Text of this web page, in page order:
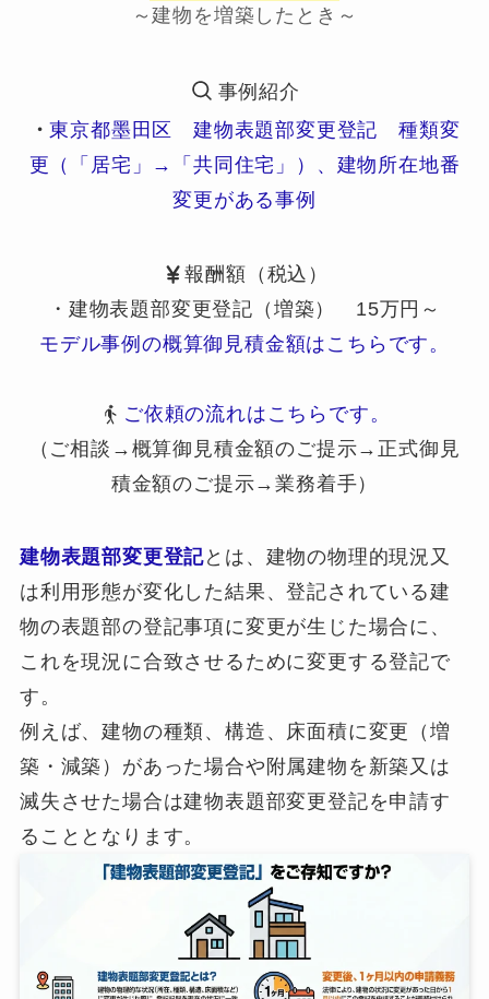
～建物を増築したとき～
事例紹介
・東京都墨田区 建物表題部変更登記 種類変
更（「居宅」→「共同住宅」）、建物所在地番
変更がある事例
報酬額（税込）
・建物表題部変更登記（増築） 15万円～
モデル事例の概算御見積金額はこちらです。
ご依頼の流れはこちらです。
（ご相談→概算御見積金額のご提示→正式御見
積金額のご提示→業務着手）
建物表題部変更登記とは、建物の物理的現況又
は利用形態が変化した結果、登記されている建
物の表題部の登記事項に変更が生じた場合に、
これを現況に合致させるために変更する登記で
す。
例えば、建物の種類、構造、床面積に変更（増
築・減築）があった場合や附属建物を新築又は
滅失させた場合は建物表題部変更登記を申請す
ることとなります。